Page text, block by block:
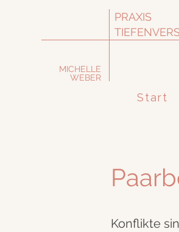
PRAXIS
MICHELLE
WEBER
Start
Konflikte